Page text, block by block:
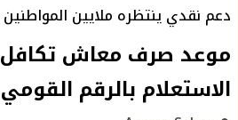
دعم نقدي ينتظره ملايين المواطنين
الاستعلام بالرقم